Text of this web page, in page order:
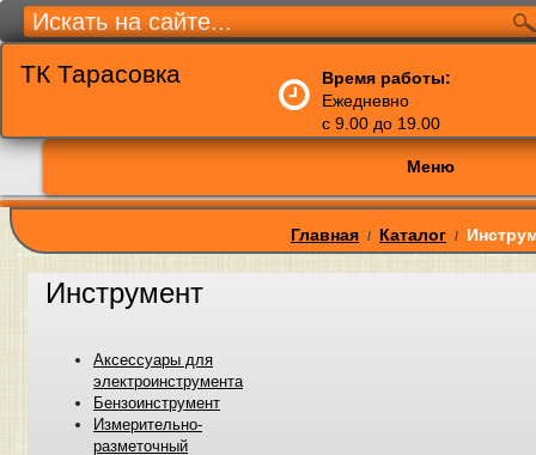
ТК Тарасовка
Время работы:
Ежедневно
с 9.00 до 19.00
Меню
Главная / Каталог /
Инструмент
Аксессуары для
электроинструмента
Бензоинструмент
Измерительно-
разметочный